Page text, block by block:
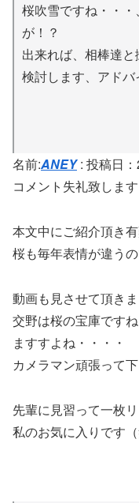
桜吹雪ですね・・
が！？
出来れば、相棒達と
検討します、アド
名前:ANEY: 投稿日
コメント失礼致します
本文中にご紹介頂き
桜も毎年表情が違う
動画も見させて頂きま
交野は桜の宝庫です
ますすよね・・・・
カメラマン頑張って
先輩に見習って一枚
私のお気に入りです（